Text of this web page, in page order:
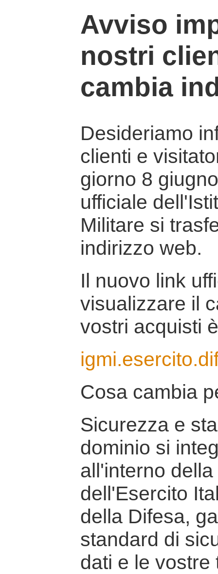
Avviso
nostri
cambia
Desideriamo
clienti e
giorno 8
ufficiale
Militare si
indirizzo web.
Il nuovo link
visualizzare il
vostri acquisti
Cosa cambia
Sicurezza e
dominio si
all'interno
dell'Esercito
della Difesa,
standard di
dati e le vostre